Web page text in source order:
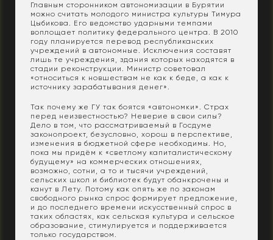
Главным сторонником автономизации в Бурятии
можно считать молодого министра культуры Тимура
Цыбикова. Его ведомство ударными темпами
воплощает политику федерального центра. В 2010
году планируется перевод республиканских
учреждений в автономные. Исключения составят
лишь те учреждения, здания которых находятся в
стадии реконструкции. Министр советовал
«относиться к новшествам не как к беде, а как к
источнику зарабатывания денег».
Так почему же ГУ так боятся «автономки». Страх
перед неизвестностью? Неверие в свои силы?
Дело в том, что рассматриваемый в Госдуме
законопроект, безусловно, хорош в перспективе,
изменения в бюджетной сфере необходимы. Но,
пока мы придём к «светлому капиталистическому
будущему» на коммерческих отношениях,
возможно, сотни, а то и тысячи учреждений,
сельских школ и библиотек будут обанкрочены и
канут в Лету. Потому как опять же по законам
свободного рынка спрос формирует предложение,
и до последнего времени искусственный спрос в
таких областях, как сельская культура и сельское
образование, стимулируется и поддерживается
только государством.